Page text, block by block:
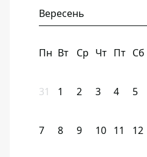
Вересень
Пн Вт Ср Чт Пт Сб
31 1 2 3 4 5
7 8 9 10 11 12